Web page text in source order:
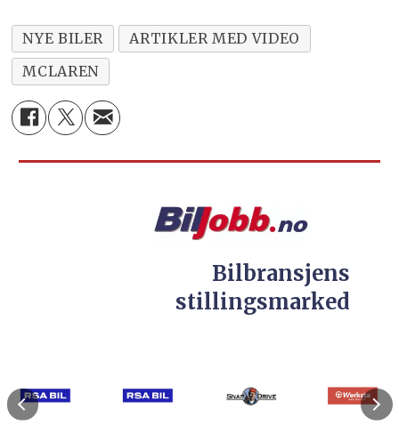
NYE BILER
ARTIKLER MED VIDEO
MCLAREN
Bilbransjens
stillingsmarked